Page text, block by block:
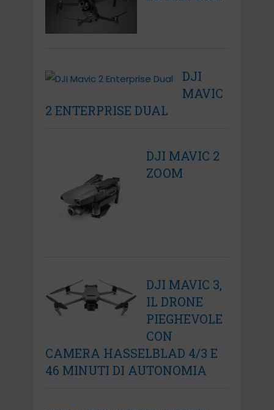
DJI
MAVIC
2 ENTERPRISE DUAL
DJI MAVIC 2
ZOOM
DJI MAVIC 3,
IL DRONE
PIEGHEVOLE
CON
CAMERA HASSELBLAD 4/3 E
46 MINUTI DI AUTONOMIA